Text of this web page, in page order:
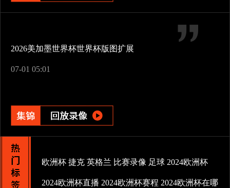
2026美加墨世界杯世界杯版图扩展
07-01 05:01
欧洲杯 捷克 英格兰 比赛录像 足球 2024欧洲杯
2024欧洲杯直播 2024欧洲杯赛程 2024欧洲杯在哪